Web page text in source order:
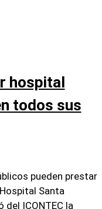
hospital
todos sus
pueden prestar
Santa
del ICONTEC la